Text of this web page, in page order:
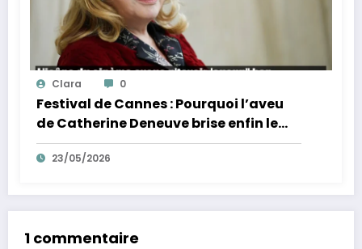
Clara 0
Festival de Cannes : Pourquoi l’aveu
de Catherine Deneuve brise enfin le
mythe de la Croisette
23/05/2026
1 commentaire